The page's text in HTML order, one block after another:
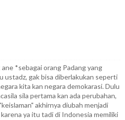
*sebagai orang Padang yang
ustadz, gak bisa diberlakukan seperti
kita kan negara demokarasi. Dulu
sila pertama kan ada perubahan,
akhirnya diubah menjadi
ya itu tadi di Indonesia memiliki